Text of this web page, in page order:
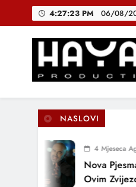
4:27:23 PM 06/08/
Hayat
Promocija domaće
NASLOVI
4 Mjeseca Ago
Nova
Ovim